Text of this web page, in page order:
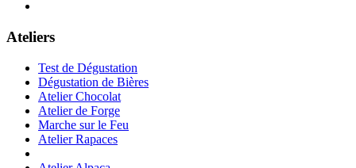
Ateliers
Test de Dégustation
Dégustation de Bières
Atelier Chocolat
Atelier de Forge
Marche sur le Feu
Atelier Rapaces